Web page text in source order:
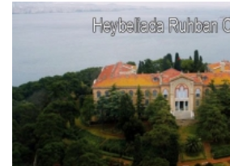
OLANIN ÖZETİ!.
HÜSEYİN MOVİT
HÜSEYİN MOVİT
PAYLAŞIMLARI